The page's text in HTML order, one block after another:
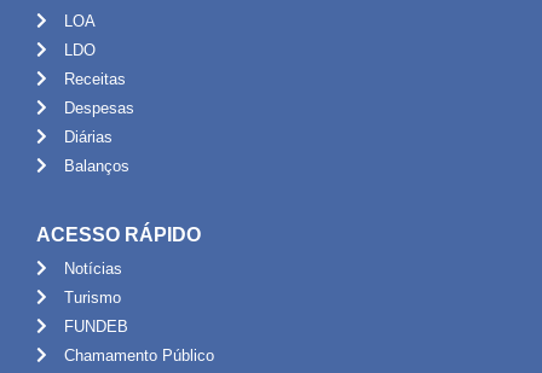
LOA
LDO
Receitas
Despesas
Diárias
Balanços
ACESSO RÁPIDO
Notícias
Turismo
FUNDEB
Chamamento Público